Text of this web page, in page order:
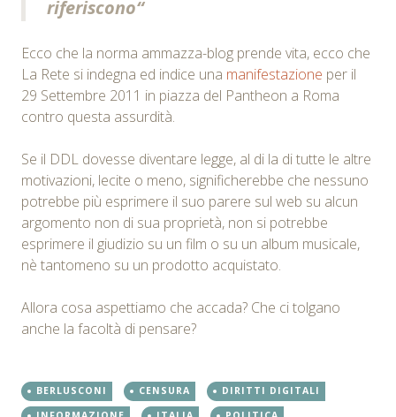
riferiscono“
Ecco che la norma ammazza-blog prende vita, ecco che
La Rete si indegna ed indice una manifestazione per il
29 Settembre 2011 in piazza del Pantheon a Roma
contro questa assurdità.
Se il DDL dovesse diventare legge, al di la di tutte le altre
motivazioni, lecite o meno, significherebbe che nessuno
potrebbe più esprimere il suo parere sul web su alcun
argomento non di sua proprietà, non si potrebbe
esprimere il giudizio su un film o su un album musicale,
nè tantomeno su un prodotto acquistato.
Allora cosa aspettiamo che accada? Che ci tolgano
anche la facoltà di pensare?
BERLUSCONI CENSURA
DIRITTI DIGITALI